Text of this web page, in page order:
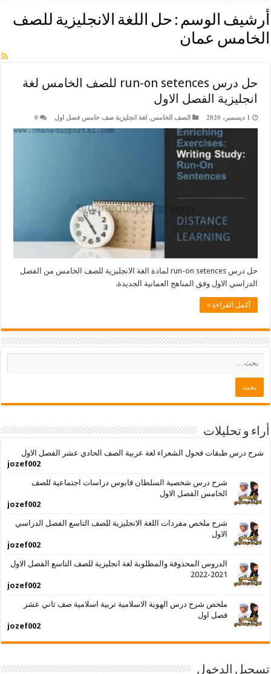
الوسم :حل اللغة الانجليزية للصف
عمان
حل درس run-on setences للصف الخامس لغة
الفصل الاول
الصف الخامس,لغة انجليزية صف خامس فصل اول 0
حل درس run-on setences لمادة الغة الانجليزية للصف الخامس من الفصل
وفق المناهج العمانية الجديدة.
»
فحول الشعراء لغة عربية الصف الحادي عشر الفصل الاول
شرح درس شخصية السلطان قابوس دراسات اجتماعية للصف
الخامس الفصل الاول
شرح ملخص مفردات اللغة الانجليزية للصف التاسع الفصل الدراسي
الاول
الدروس المحذوفة والمطلوبة لغة انجليزية للصف التاسع الفصل الاول
2021-2022
ملخص شرح درس الهوية الاسلامية تربية اسلامية صف ثاني عشر
فصل اول